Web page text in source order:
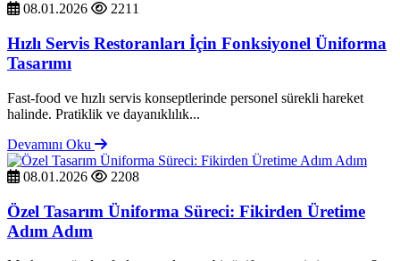
08.01.2026 2211
Hızlı Servis Restoranları İçin Fonksiyonel Üniforma
Tasarımı
Fast-food ve hızlı servis konseptlerinde personel sürekli hareket
halinde. Pratiklik ve dayanıklılık...
Devamını Oku
08.01.2026 2208
Özel Tasarım Üniforma Süreci: Fikirden Üretime
Adım Adım